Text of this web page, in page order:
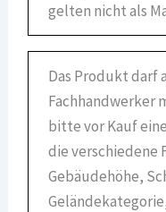
gelten nicht als
Das Produkt darf
Fachhandwerker
bitte vor Kauf
die verschiedene
Gebäudehöhe,